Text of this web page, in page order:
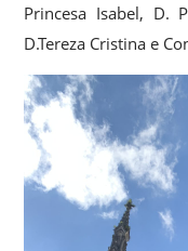
Princesa Isabel, D.
D.Tereza Cristina e